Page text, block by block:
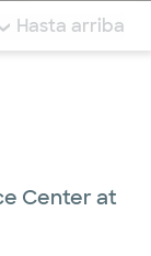
a
COMENTARIOS
Hasta arriba
Center at